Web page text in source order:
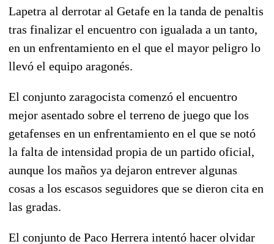
Lapetra al derrotar al Getafe en la tanda de penaltis
tras finalizar el encuentro con igualada a un tanto,
en un enfrentamiento en el que el mayor peligro lo
llevó el equipo aragonés.
El conjunto zaragocista comenzó el encuentro
mejor asentado sobre el terreno de juego que los
getafenses en un enfrentamiento en el que se notó
la falta de intensidad propia de un partido oficial,
aunque los maños ya dejaron entrever algunas
cosas a los escasos seguidores que se dieron cita en
las gradas.
El conjunto de Paco Herrera intentó hacer olvidar